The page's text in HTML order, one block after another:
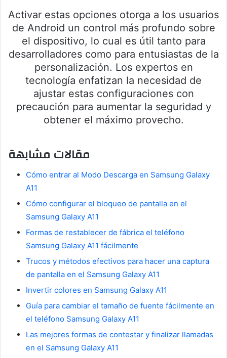
Activar estas opciones otorga a los usuarios
de Android un control más profundo sobre
el dispositivo, lo cual es útil tanto para
desarrolladores como para entusiastas de la
personalización. Los expertos en
tecnología enfatizan la necesidad de
ajustar estas configuraciones con
precaución para aumentar la seguridad y
obtener el máximo provecho.
مقالات مشابهة
Cómo entrar al Modo Descarga en Samsung Galaxy
A11
Cómo configurar el bloqueo de pantalla en el
Samsung Galaxy A11
Formas de restablecer de fábrica el teléfono
Samsung Galaxy A11 fácilmente
Trucos y métodos efectivos para hacer una captura
de pantalla en el Samsung Galaxy A11
Invertir colores en Samsung Galaxy A11
Guía para cambiar el tamaño de fuente fácilmente en
el teléfono Samsung Galaxy A11
Las mejores formas de contestar y finalizar llamadas
en el Samsung Galaxy A11